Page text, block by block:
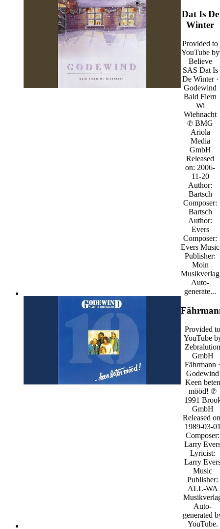
Dat Is De
Winter
Provided to
YouTube by
Believe
SAS Dat Is
De Winter ·
Godewind
Bald Fiern
Wi
Wiehnacht
℗ BMG
Ariola
Media
GmbH
Released
on: 2006-
11-20
Author:
Bartsch
Composer:
Bartsch
Author:
Evers
Composer:
Evers Music
Publisher:
Moin
Musikverlag
Auto-
generate...
Provided to
YouTube
Zebralution
GmbH
Fährmann ·
Godewind
Keen beten
mööd! ℗
1991
GmbH
Released
1989-03-
Composer:
Larry
Lyricist:
Larry
Music
Publisher:
ALL-WA
Auto-
generated
YouTube.